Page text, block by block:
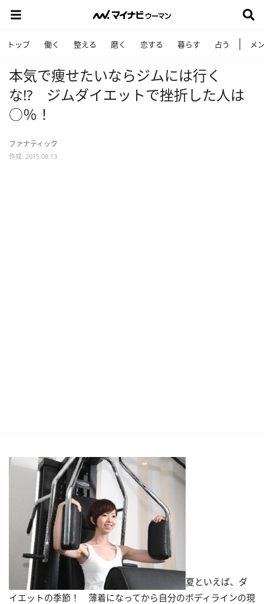
トップ 働く 整える 磨く 恋する 暮らす 占う メ
本気で痩せたいならジムには行く
な!? ジムダイエットで挫折した人は
○％！
ファナティック
作成: 2015.08.13
夏といえば、ダ
イエットの季節！ 薄着になってから自分のボディラインの現